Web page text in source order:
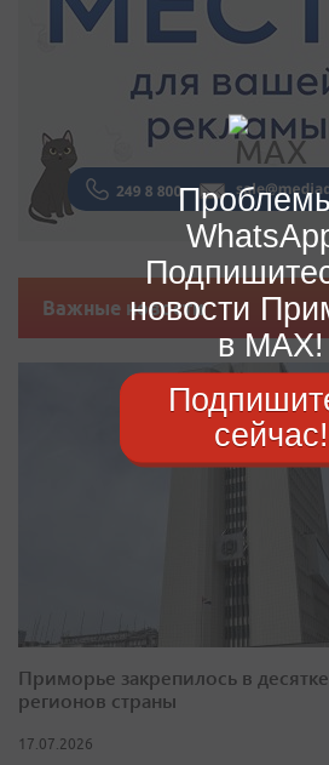
Важные новости
Приморье закрепилось в
регионов страны
17.07.2026
новости
в MAX!
сейчас!